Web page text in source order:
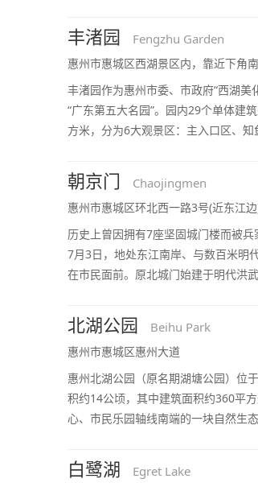
丰渚园 Fengzhu Garden
惠州市惠城区西湖景区内，靠近下角
丰渚园作为惠州市委、市政府“西湖
“广东第五大名园”。园内29个单体建
方米，分为6大观景区：主入口区、知
朝京门 Chaojingmen
惠州市惠城区环北西一路3号(近东江
历史上曾因拥有7座坚固城门楼而被
7月3日，地处东江南岸、与数百米明
在市民面前。原北城门始建于明代洪
北湖公园 Beihu Park
惠州市惠城区惠州大道
惠州北湖公园（原名期湖塘公园）位
积约14公顷，其中建筑面积约360平
心、市民乐园轴线南端的一块自然生
白鹭湖 Egret Lake